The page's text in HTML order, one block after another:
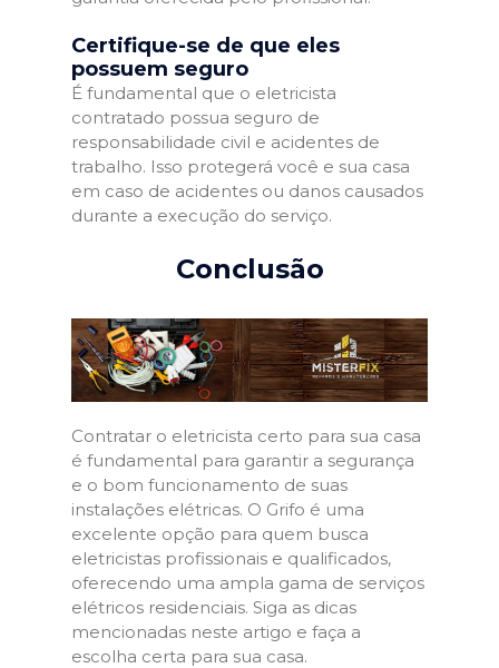
Certifique-se de que eles
possuem seguro
É fundamental que o eletricista
contratado possua seguro de
responsabilidade civil e acidentes de
trabalho. Isso protegerá você e sua casa
em caso de acidentes ou danos causados
durante a execução do serviço.
Conclusão
Contratar o eletricista certo para sua casa
é fundamental para garantir a segurança
e o bom funcionamento de suas
instalações elétricas. O Grifo é uma
excelente opção para quem busca
eletricistas profissionais e qualificados,
oferecendo uma ampla gama de serviços
elétricos residenciais. Siga as dicas
mencionadas neste artigo e faça a
escolha certa para sua casa.